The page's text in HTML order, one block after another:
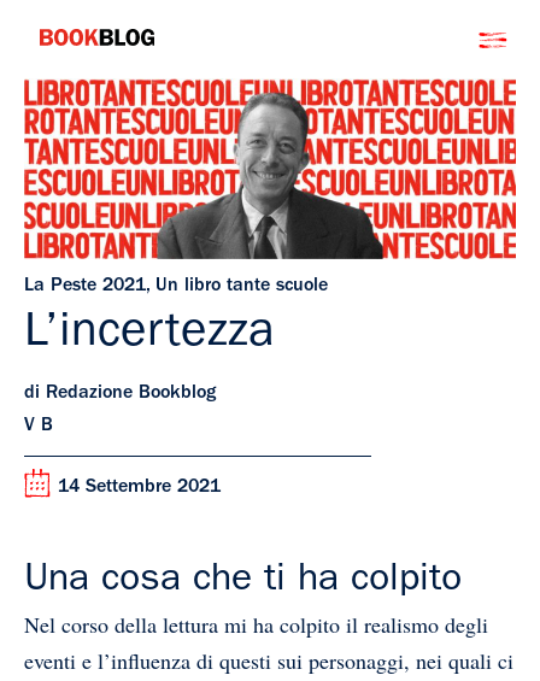
contenuto
Bookblog
La Peste 2021, Un libro tante scuole
L’incertezza
di Redazione Bookblog
V B
14 Settembre 2021
Una cosa che ti ha colpito
Nel corso della lettura mi ha colpito il realismo degli
eventi e l’influenza di questi sui personaggi, nei quali ci